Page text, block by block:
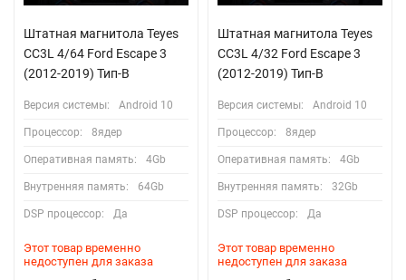
Штатная магнитола Teyes
CC3L 4/64 Ford Escape 3
(2012-2019) Тип-B
Версия системы: Android 10
Процессор: 8ядер
Оперативная память: 4Gb
Внутренняя память: 64Gb
DSP процессор: Да
Этот товар временно
недоступен для заказа
Штатная магнитола Teyes
CC3L 4/32 Ford Escape 3
(2012-2019) Тип-B
Версия системы: Android 10
Процессор: 8ядер
Оперативная память: 4Gb
Внутренняя память: 32Gb
DSP процессор: Да
Этот товар временно
недоступен для заказа